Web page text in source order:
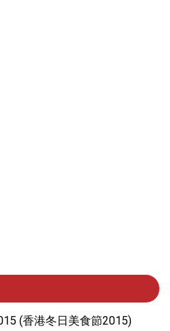
(⾹港冬⽇美⾷節2015)